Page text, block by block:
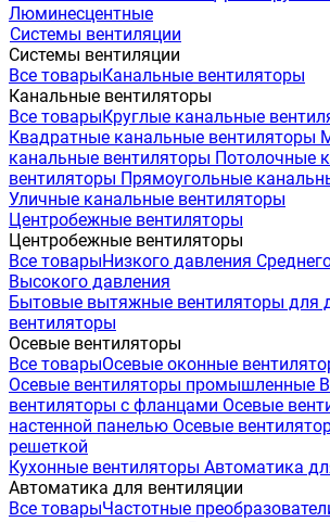
Люминесцентные
Системы вентиляции
Системы вентиляции
Все товарыКанальные вентиляторы
Канальные вентиляторы
Все товарыКруглые канальные
Квадратные канальные вентиляторы
канальные вентиляторы Потолочные
вентиляторы Прямоугольные
Уличные канальные вентиляторы
Центробежные вентиляторы
Центробежные вентиляторы
Все товарыНизкого давления
Высокого давления
Бытовые вытяжные вентиляторы для
вентиляторы
Осевые вентиляторы
Все товарыОсевые оконные
Осевые вентиляторы промышленные
вентиляторы с фланцами Осевые
настенной панелью Осевые
решеткой
Кухонные вентиляторы Автоматика
Автоматика для вентиляции
Все товарыЧастотные